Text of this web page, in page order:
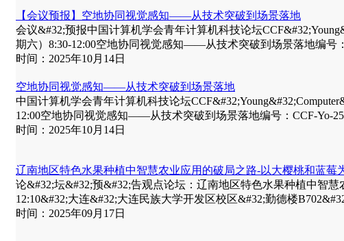
【会议预报】空地协同视觉感知——从技术突破到场景落地
会议&#32;预报中国计算机学会青年计算机科技论坛
期六）8:30-12:00空地协同视觉感知——从技术突破到场景落地编号
时间：2025年10月14日
空地协同视觉感知——从技术突破到场景落地
中国计算机学会青年计算机科技论坛
12:00空地协同视觉感知——从技术突破到场景落地编号：CCF-Yo-
时间：2025年10月14日
辽南地区特色水果种植中智慧农业应用的破局之路-以大樱桃和蓝莓
论&#32;坛&#32;预&#32;告观点论坛：辽南地区特色水果种植中智
12:10&#32;大连&#32;大连民族大学开发区校区&#32;勤德楼
时间：2025年09月17日